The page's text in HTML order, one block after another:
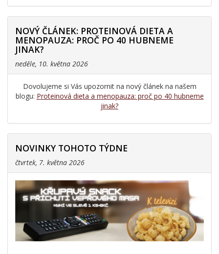
NOVÝ ČLÁNEK: PROTEINOVÁ DIETA A
MENOPAUZA: PROČ PO 40 HUBNEME
JINAK?
neděle, 10. května 2026
Dovolujeme si Vás upozornit na nový článek na našem
blogu: Proteinová dieta a menopauza: proč po 40 hubneme
jinak?
NOVINKY TOHOTO TÝDNE
čtvrtek, 7. května 2026